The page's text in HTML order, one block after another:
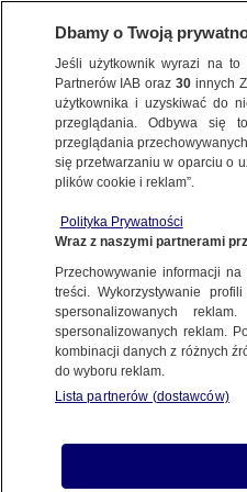
BIZNES
Z KRAJU
spółki. Będzie ustawa
19.04.2016, 06:16
Udostępnij
Dbamy o Twoją
Jeśli użytkownik wyrazi na
Partnerów IAB oraz30 innych
użytkownika i uzyskiwać do
przeglądania. Odbywa się
przeglądania
się przetwarzaniu w oparciu o
plików cookie i reklam”.
Polityka Prywatności
Wraz z naszymi partnerami
Przechowywanie informacji
treści. Wykorzystywanie
spersonalizowanych
spersonalizowanych reklam.
kombinacji danych z różnych
do wyboru reklam.
Lista partnerów (dostawców)